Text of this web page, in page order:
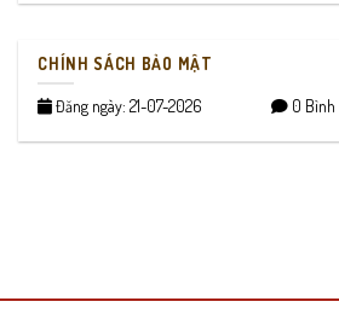
CHÍNH SÁCH BẢO MẬT
Đăng ngày: 21-07-2026 0 Bình